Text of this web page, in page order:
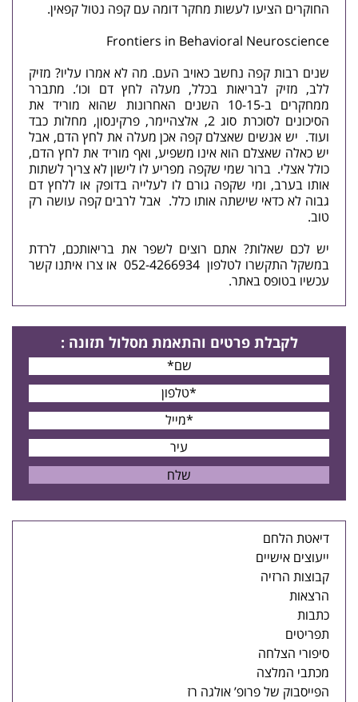
החוקרים הציעו לעשות מחקר דומה עם קפה נטול קפאין.
Frontiers in Behavioral Neuroscience
שנים רבות קפה נחשב כאויב העם. מה לא אמרו עליו? מזיק
ללב, מזיק לבריאות בכלל, מעלה לחץ דם וכו’. מתברר
ממחקרים ב-10-15 השנים האחרונות שהוא מוריד את
הסיכונים לסוכרת סוג 2, אלצהיימר, פרקינסון, מחלות כבד
ועוד. יש אנשים שאצלם קפה אכן מעלה את לחץ הדם, אבל
יש כאלה שאצלם הוא אינו משפיע, ואף מוריד את לחץ הדם,
כולל אצלי. ברור שמי שקפה מפריע לו לישון לא צריך לשתות
אותו בערב, ומי שקפה גורם לו לעלייה בדופק או ללחץ דם
גבוה לא כדאי שישתה אותו כלל. אבל לרבים קפה עושה רק
טוב.
יש לכם שאלות? אתם רוצים לשפר את בריאותכם, לרדת
במשקל התקשרו לטלפון 052-4266934או צרו איתנו קשר
עכשיו בטופס באתר.
לקבלת פרטים והתאמת מסלול תזונה :
דיאטת הלחם
ייעוצים אישיים
קבוצות הרזיה
הרצאות
כתבות
תפריטים
סיפורי הצלחה
מכתבי המלצה
הפייסבוק של פרופ’ אולגה רז